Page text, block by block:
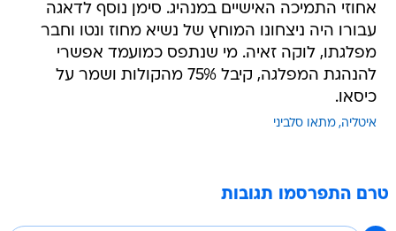
אחוזי התמיכה האישיים במנהיג. סימן נוסף לדאגה
עבורו היה ניצחונו המוחץ של נשיא מחוז ונטו וחבר
מפלגתו, לוקה זאיה. מי שנתפס כמועמד אפשרי
להנהגת המפלגה, קיבל 75% מהקולות ושמר על
כיסאו.
איטליה מתאו סלביני
טרם התפרסמו תגובות